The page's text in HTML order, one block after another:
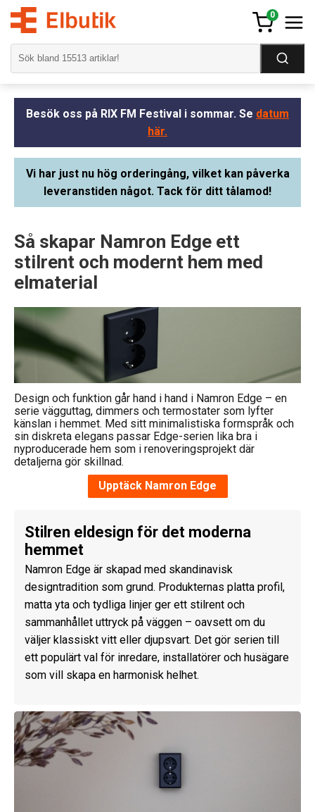
0
Besök oss på RIX FM Festival i sommar. Se datum
här.
Vi har just nu hög orderingång, vilket kan påverka
leveranstiden något. Tack för ditt tålamod!
Så skapar Namron Edge ett
stilrent och modernt hem med
elmaterial
Design och funktion går hand i hand i Namron Edge – en
serie vägguttag, dimmers och termostater som lyfter
känslan i hemmet. Med sitt minimalistiska formspråk och
sin diskreta elegans passar Edge-serien lika bra i
nyproducerade hem som i renoveringsprojekt där
detaljerna gör skillnad.
Upptäck Namron Edge
Stilren eldesign för det moderna
hemmet
Namron Edge är skapad med skandinavisk
designtradition som grund. Produkternas platta profil,
matta yta och tydliga linjer ger ett stilrent och
sammanhållet uttryck på väggen – oavsett om du
väljer klassiskt vitt eller djupsvart. Det gör serien till
ett populärt val för inredare, installatörer och husägare
som vill skapa en harmonisk helhet.